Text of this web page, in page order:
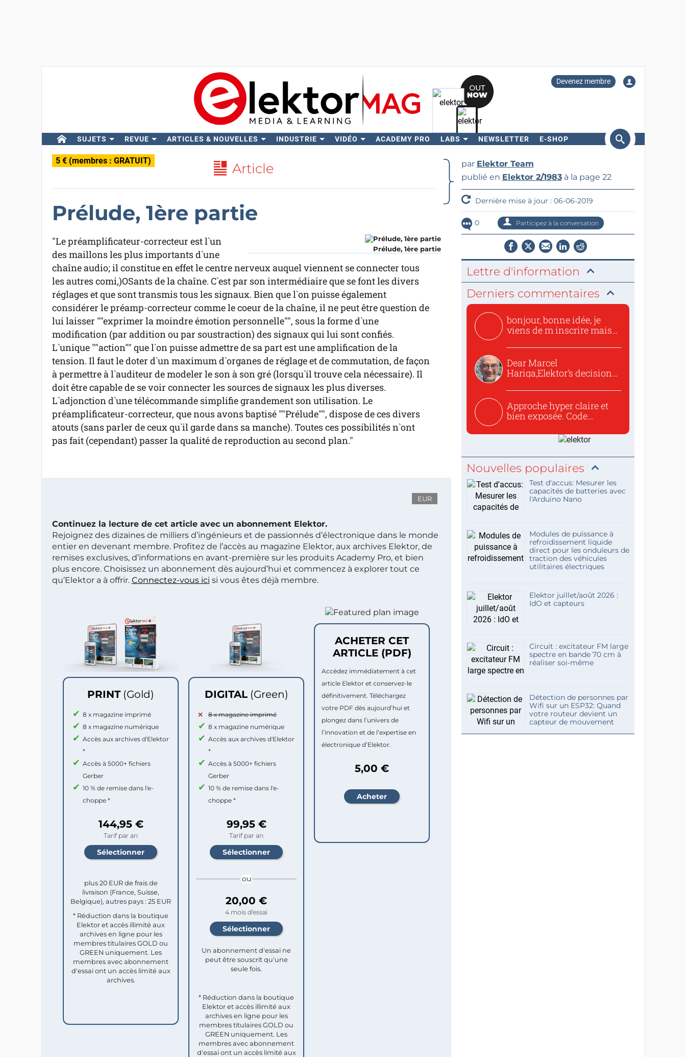
Devenez membre
SUJETS REVUE ARTICLES & NOUVELLES INDUSTRIE VIDÉO ACADEMY PRO LABS NEWSLETTER E-SHOP
Rechercher
5 € (membres : GRATUIT) Article
Prélude, 1ère partie
Prélude, 1ère partie
"Le préamplificateur-correcteur est l`un
des maillons les plus importants d`une
chaîne audio; il constitue en effet le centre nerveux auquel viennent se connecter tous
les autres comi,)OSants de la chaîne. C`est par son intermédiaire que se font les divers
réglages et que sont transmis tous les signaux. Bien que l`on puisse également
considérer le préamp-correcteur comme le coeur de la chaîne, il ne peut être question de
lui laisser ""exprimer la moindre émotion personnelle"", sous la forme d`une
modification (par addition ou par soustraction) des signaux qui lui sont confiés.
L`unique ""action"" que l`on puisse admettre de sa part est une amplification de la
tension. Il faut le doter d`un maximum d`organes de réglage et de commutation, de façon
à permettre à l`auditeur de modeler le son à son gré (lorsqu`il trouve cela nécessaire). Il
doit être capable de se voir connecter les sources de signaux les plus diverses.
L`adjonction d`une télécommande simplifie grandement son utilisation. Le
préamplificateur-correcteur, que nous avons baptisé ""Prélude"", dispose de ces divers
atouts (sans parler de ceux qu`il garde dans sa manche). Toutes ces possibilités n`ont
pas fait (cependant) passer la qualité de reproduction au second plan."
EUR
Continuez la lecture de cet article avec un abonnement Elektor.
Rejoignez des dizaines de milliers d’ingénieurs et de passionnés d’électronique dans le monde
entier en devenant membre. Profitez de l’accès au magazine Elektor, aux archives Elektor, de
remises exclusives, d’informations en avant-première sur les produits Academy Pro, et bien
plus encore. Choisissez un abonnement dès aujourd’hui et commencez à explorer tout ce
qu’Elektor a à offrir. Connectez-vous ici si vous êtes déjà membre.
PRINT (Gold)
8 x magazine imprimé
8 x magazine numérique
Accès aux archives d'Elektor
*
Accès à 5000+ fichiers
Gerber
10 % de remise dans l'e-
choppe *
144,95 €
Tarif par an
plus 20 EUR de frais de
livraison (France, Suisse,
Belgique), autres pays : 25 EUR
* Réduction dans la boutique
Elektor et accès illimité aux
archives en ligne pour les
membres titulaires GOLD ou
GREEN uniquement. Les
membres avec abonnement
d'essai ont un accès limité aux
archives.
DIGITAL (Green)
8 x magazine imprimé
8 x magazine numérique
Accès aux archives d'Elektor
*
Accès à 5000+ fichiers
Gerber
10 % de remise dans l'e-
choppe *
99,95 €
Tarif par an
ou
20,00 €
4 mois d'essai
Un abonnement d'essai ne
peut être souscrit qu'une
seule fois.​
* Réduction dans la boutique
Elektor et accès illimité aux
archives en ligne pour les
membres titulaires GOLD ou
GREEN uniquement. Les
membres avec abonnement
d'essai ont un accès limité aux
ACHETER CET
ARTICLE (PDF)
Accédez immédiatement à cet
article Elektor et conservez-le
définitivement. Téléchargez
votre PDF dès aujourd’hui et
plongez dans l’univers de
l’innovation et de l’expertise en
électronique d’Elektor.
5,00 €
par Elektor Team
publié en Elektor 2/1983à la page 22
Dernière mise à jour : 06-06-2019
0 Participez à la conversation
Lettre d'information
Derniers commentaires
bonjour, bonne idée, je
viens de m inscrire mais
Dear Marcel
Hariga,Elektor’s decision
Approche hyper claire et
bien exposée. Code
Nouvelles populaires
Test d'accus: Mesurer les
capacités de batteries avec
l'Arduino Nano
Modules de puissance à
refroidissement liquide
direct pour les onduleurs de
traction des véhicules
utilitaires électriques
Elektor juillet/août 2026 :
IdO et capteurs
Circuit : excitateur FM large
spectre en bande 70 cm à
réaliser soi-même
Détection de personnes par
Wifi sur un ESP32: Quand
votre routeur devient un
capteur de mouvement